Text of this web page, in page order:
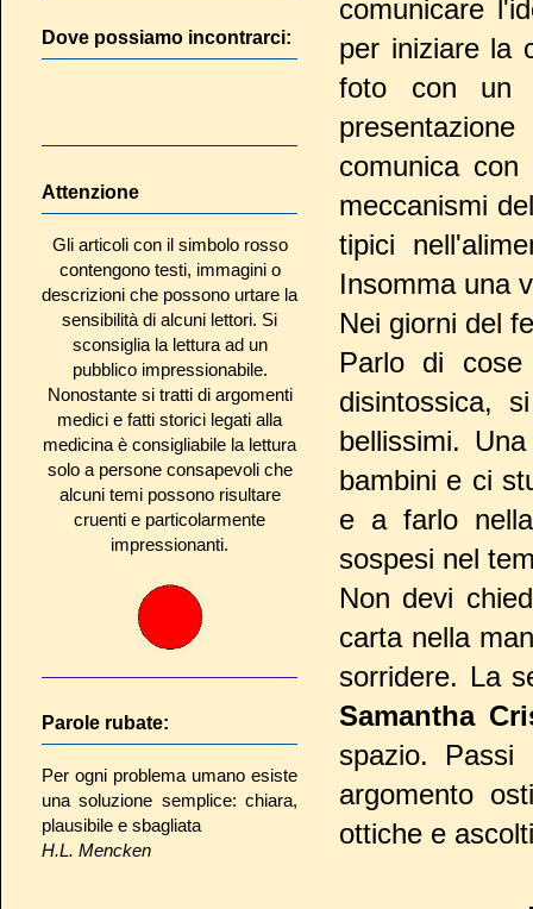
comunicare
per iniziare la
foto con un
comunica
meccanismi
tipici
Insomma una
Nei giorni del
Parlo di
disintossica,
bellissimi.
bambini e ci
e a farlo
sospesi nel
Non devi
carta nella
sorridere. La
Samantha
spazio.
argomento
ottiche e
Dove possiamo incontrarci:
Attenzione
Gli articoli con il simbolo rosso
contengono testi, immagini o
descrizioni che possono urtare la
sensibilità di alcuni lettori. Si
sconsiglia la lettura ad un
pubblico impressionabile.
Nonostante si tratti di argomenti
medici e fatti storici legati alla
medicina è consigliabile la lettura
solo a persone consapevoli che
alcuni temi possono risultare
cruenti e particolarmente
impressionanti.
Parole rubate:
Per ogni problema umano esiste
una soluzione semplice: chiara,
plausibile e sbagliata
H.L. Mencken